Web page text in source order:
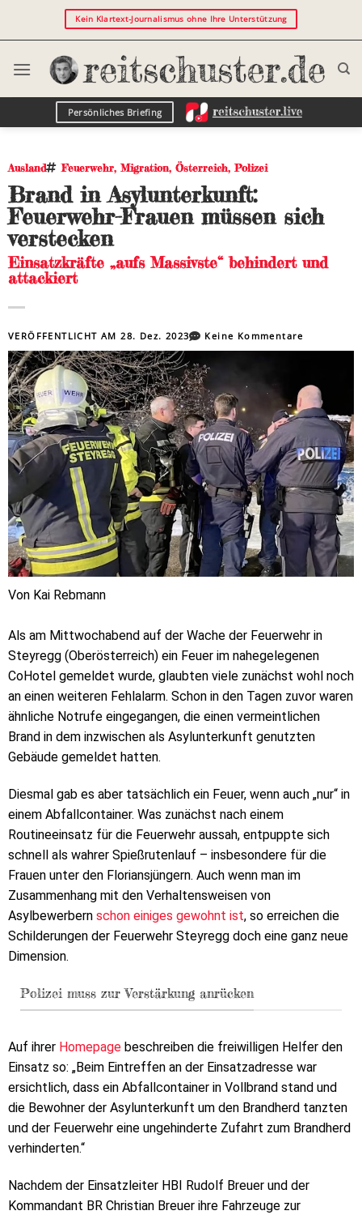
Kein Klartext-Journalismus ohne Ihre Unterstützung
Persönliches Briefing
Ausland Feuerwehr, Migration, Österreich,Polizei
Brand in Asylunterkunft:
Feuerwehr-Frauen müssen sich
verstecken
Einsatzkräfte „aufs Massivste“ behindert und
attackiert
VERÖFFENTLICHT AM28. Dez. 2023 Keine Kommentare
Von Kai Rebmann
Als am Mittwochabend auf der Wache der Feuerwehr in
Steyregg (Oberösterreich) ein Feuer im nahegelegenen
CoHotel gemeldet wurde, glaubten viele zunächst wohl noch
an einen weiteren Fehlalarm. Schon in den Tagen zuvor waren
ähnliche Notrufe eingegangen, die einen vermeintlichen
Brand in dem inzwischen als Asylunterkunft genutzten
Gebäude gemeldet hatten.
Diesmal gab es aber tatsächlich ein Feuer, wenn auch „nur“ in
einem Abfallcontainer. Was zunächst nach einem
Routineeinsatz für die Feuerwehr aussah, entpuppte sich
schnell als wahrer Spießrutenlauf – insbesondere für die
Frauen unter den Floriansjüngern. Auch wenn man im
Zusammenhang mit den Verhaltensweisen von
Asylbewerbern schon einiges gewohnt ist, so erreichen die
Schilderungen der Feuerwehr Steyregg doch eine ganz neue
Dimension.
Polizei muss zur Verstärkung anrücken
Auf ihrer Homepage beschreiben die freiwilligen Helfer den
Einsatz so: „Beim Eintreffen an der Einsatzadresse war
ersichtlich, dass ein Abfallcontainer in Vollbrand stand und
die Bewohner der Asylunterkunft um den Brandherd tanzten
und der Feuerwehr eine ungehinderte Zufahrt zum Brandherd
verhinderten.“
Nachdem der Einsatzleiter HBI Rudolf Breuer und der
Kommandant BR Christian Breuer ihre Fahrzeuge zur